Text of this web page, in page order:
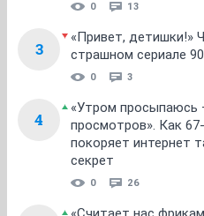
0 13
3
«Привет, детишки!»
страшном сериале
0 3
4
«Утром просыпаюсь
просмотров». Как
покоряет интернет
секрет
0 26